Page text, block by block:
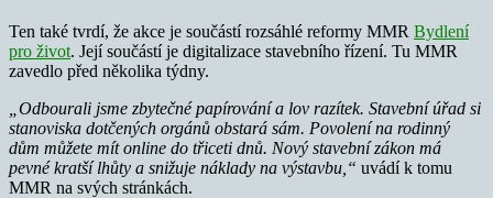
Ten také tvrdí, že akce je součástí rozsáhlé reformy MMR Bydlení
pro život. Její součástí je digitalizace stavebního řízení. Tu MMR
zavedlo před několika týdny.
„Odbourali jsme zbytečné papírování a lov razítek. Stavební úřad si
stanoviska dotčených orgánů obstará sám. Povolení na rodinný
dům můžete mít online do třiceti dnů. Nový stavební zákon má
pevné kratší lhůty a snižuje náklady na výstavbu,“ uvádí k tomu
MMR na svých stránkách.